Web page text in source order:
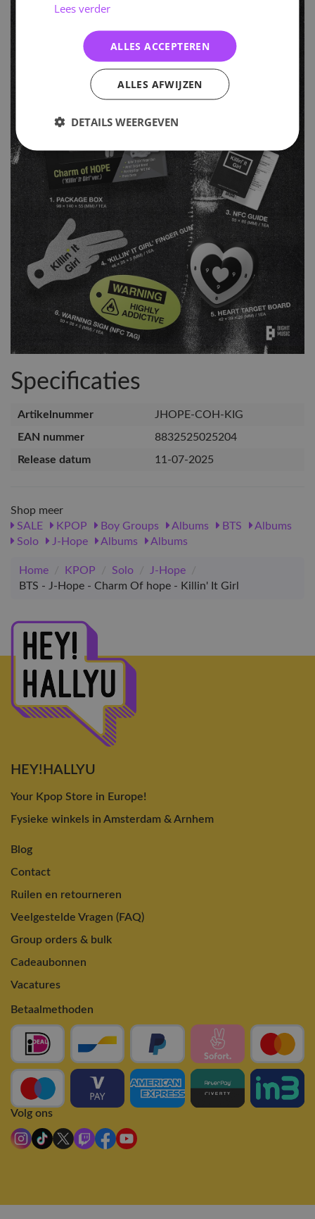
Specificaties
Artikelnummer
JHOPE-COH-KIG
EAN nummer
8832525025204
Release datum
11-07-2025
Shop meer
SALE
KPOP Boy Groups Albums BTS
Albums
Solo
J-Hope Albums Albums
Home / KPOP / Solo / J-Hope
/
BTS - J-Hope - Charm Of hope - Killin' It Girl
HEY!HALLYU
Your Kpop Store in Europe!
Fysieke winkels in Amsterdam & Arnhem
Blog
Contact
Ruilen en retourneren
Veelgestelde Vragen (FAQ)
Group orders & bulk
Cadeaubonnen
Vacatures
Betaalmethoden
Volg ons
Lees verder
ALLES ACCEPTEREN
ALLES AFWIJZEN
DETAILS WEERGEVEN